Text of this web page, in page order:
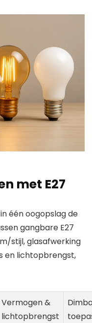
met E27
één oogopslag de
gangbare E27
stijl, glasafwerking
en lichtopbrengst,
Vermogen &
lichtopbrengst